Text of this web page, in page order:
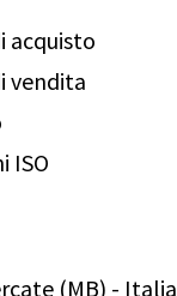
acquisto
vendita
ISO
(MB) - Italia